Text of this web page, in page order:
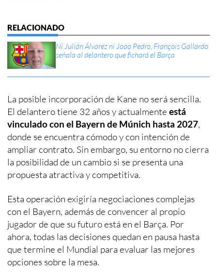
Ni Julián Álvarez ni Joao Pedro, François Gallardo
señala al delantero que fichará el Barça
La posible incorporación de Kane no será sencilla.
El delantero tiene 32 años y actualmente está
vinculado con el Bayern de Múnich hasta 2027,
donde se encuentra cómodo y con intención de
ampliar contrato. Sin embargo, su entorno no cierra
la posibilidad de un cambio si se presenta una
propuesta atractiva y competitiva.
Esta operación exigiría negociaciones complejas
con el Bayern, además de convencer al propio
jugador de que su futuro está en el Barça. Por
ahora, todas las decisiones quedan en pausa hasta
que termine el Mundial para evaluar las mejores
opciones sobre la mesa.